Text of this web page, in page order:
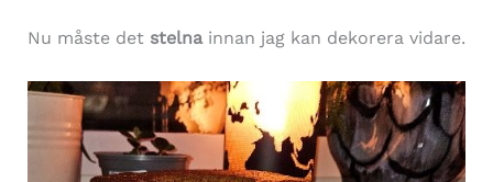
Nu måste det stelnainnan jag kan dekorera vidare.